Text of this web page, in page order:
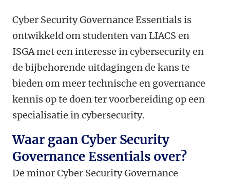
Cyber Security Governance Essentials is
ontwikkeld om studenten van LIACS en
ISGA met een interesse in cybersecurity en
de bijbehorende uitdagingen de kans te
bieden om meer technische en governance
kennis op te doen ter voorbereiding op een
specialisatie in cybersecurity.
Waar gaan Cyber Security
Governance Essentials over?
De minor Cyber Security Governance